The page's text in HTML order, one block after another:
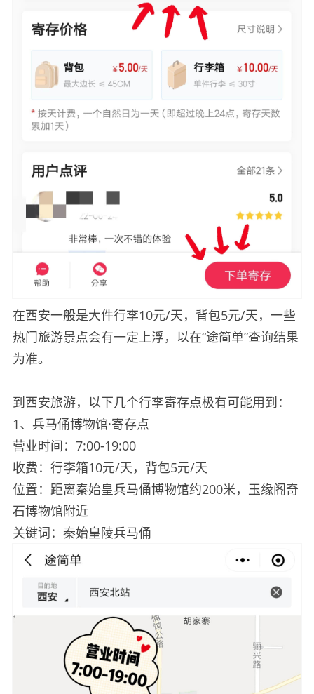
在西安一般是大件行李10元/天，背包5元/天，一些
热门旅游景点会有一定上浮，以在“途简单”查询结果
为准。
到西安旅游，以下几个行李寄存点极有可能用到：
1、兵马俑博物馆·寄存点
营业时间：7:00-19:00
收费：行李箱10元/天，背包5元/天
位置：距离秦始皇兵马俑博物馆约200米，玉缘阁奇
石博物馆附近
关键词：秦始皇陵兵马俑